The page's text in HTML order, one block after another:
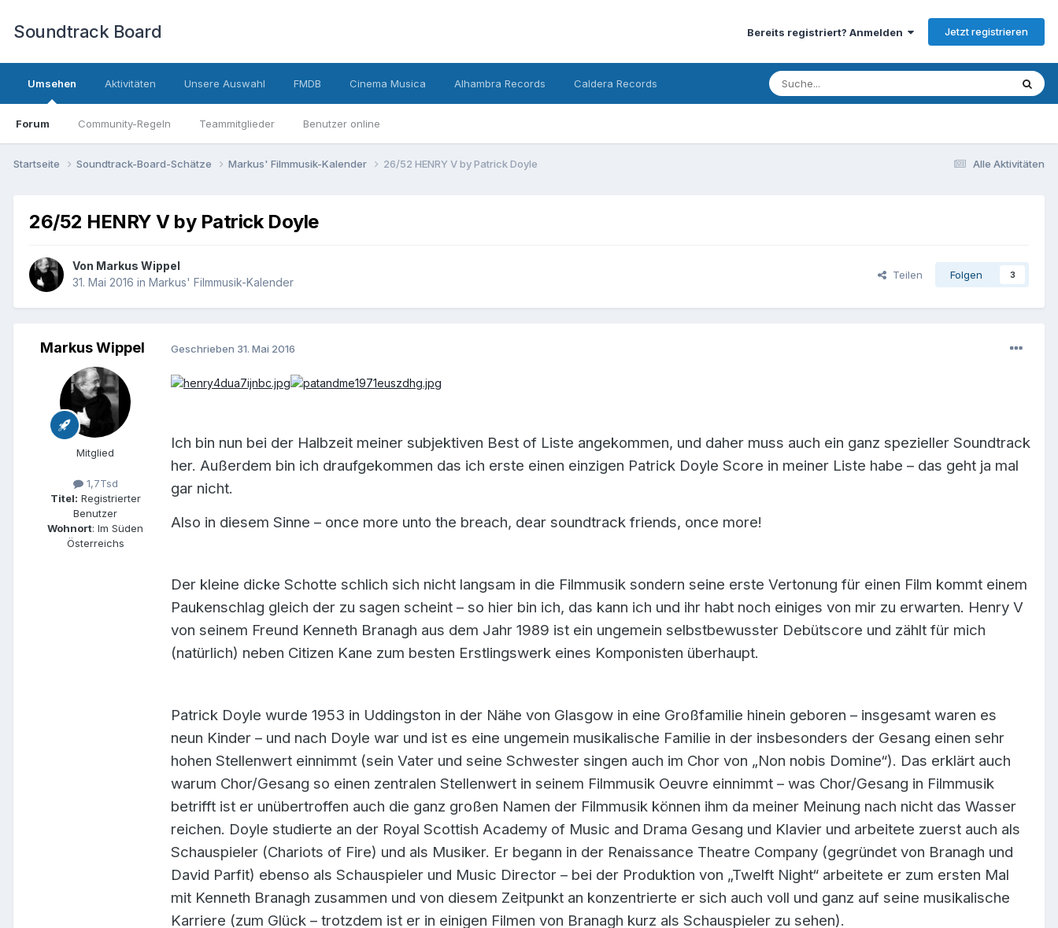
Soundtrack Board Bereits registriert? Anmelden Jetzt registrieren
Umsehen
Forum Community-Regeln Teammitglieder Benutzer online
Aktivitäten Unsere Auswahl FMDB Cinema Musica Alhambra Records Caldera Records
Alle Aktivitäten
Startseite Soundtrack-Board-Schätze Markus' Filmmusik-Kalender 26/52 HENRY V by Patrick Doyle
26/52 HENRY V by Patrick Doyle
Von Markus Wippel
31. Mai 2016 in Markus' Filmmusik-Kalender
Teilen Folgen 3
Markus Wippel
Mitglied
1,7Tsd
Titel: Registrierter
Benutzer
Wohnort: Im Süden
Österreichs
Geschrieben 31. Mai 2016
Ich bin nun bei der Halbzeit meiner subjektiven Best of Liste angekommen, und daher muss auch ein ganz spezieller Soundtrack
her. Außerdem bin ich draufgekommen das ich erste einen einzigen Patrick Doyle Score in meiner Liste habe – das geht ja mal
gar nicht.
Also in diesem Sinne – once more unto the breach, dear soundtrack friends, once more!
Der kleine dicke Schotte schlich sich nicht langsam in die Filmmusik sondern seine erste Vertonung für einen Film kommt einem
Paukenschlag gleich der zu sagen scheint – so hier bin ich, das kann ich und ihr habt noch einiges von mir zu erwarten. Henry V
von seinem Freund Kenneth Branagh aus dem Jahr 1989 ist ein ungemein selbstbewusster Debütscore und zählt für mich
(natürlich) neben Citizen Kane zum besten Erstlingswerk eines Komponisten überhaupt.
Patrick Doyle wurde 1953 in Uddingston in der Nähe von Glasgow in eine Großfamilie hinein geboren – insgesamt waren es
neun Kinder – und nach Doyle war und ist es eine ungemein musikalische Familie in der insbesonders der Gesang einen sehr
hohen Stellenwert einnimmt (sein Vater und seine Schwester singen auch im Chor von „Non nobis Domine“). Das erklärt auch
warum Chor/Gesang so einen zentralen Stellenwert in seinem Filmmusik Oeuvre einnimmt – was Chor/Gesang in Filmmusik
betrifft ist er unübertroffen auch die ganz großen Namen der Filmmusik können ihm da meiner Meinung nach nicht das Wasser
reichen. Doyle studierte an der Royal Scottish Academy of Music and Drama Gesang und Klavier und arbeitete zuerst auch als
Schauspieler (Chariots of Fire) und als Musiker. Er begann in der Renaissance Theatre Company (gegründet von Branagh und
David Parfit) ebenso als Schauspieler und Music Director – bei der Produktion von „Twelft Night“ arbeitete er zum ersten Mal
mit Kenneth Branagh zusammen und von diesem Zeitpunkt an konzentrierte er sich auch voll und ganz auf seine musikalische
Karriere (zum Glück – trotzdem ist er in einigen Filmen von Branagh kurz als Schauspieler zu sehen).